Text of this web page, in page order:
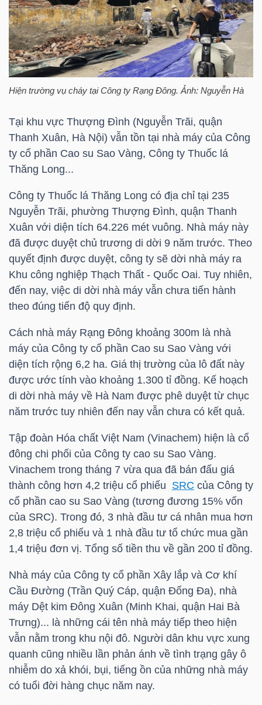
Hiện trường vụ cháy tại Công ty Rạng Đông. Ảnh: Nguyễn Hà
Tại khu vực Thượng Đình (Nguyễn Trãi, quận
Thanh Xuân, Hà Nội) vẫn tồn tại nhà máy của Công
ty cổ phần Cao su Sao Vàng, Công ty Thuốc lá
Thăng Long...
Công ty Thuốc lá Thăng Long có địa chỉ tại 235
Nguyễn Trãi, phường Thượng Đình, quận Thanh
Xuân với diện tích 64.226 mét vuông. Nhà máy này
đã được duyệt chủ trương di dời 9 năm trước. Theo
quyết định được duyệt, công ty sẽ dời nhà máy ra
Khu công nghiệp Thạch Thất - Quốc Oai. Tuy nhiên,
đến nay, việc di dời nhà máy vẫn chưa tiến hành
theo đúng tiến độ quy định.
Cách nhà máy Rạng Đông khoảng 300m là nhà
máy của Công ty cổ phần Cao su Sao Vàng với
diện tích rộng 6,2 ha. Giá thị trường của lô đất này
được ước tính vào khoảng 1.300 tỉ đồng. Kế hoạch
di dời nhà máy về Hà Nam được phê duyệt từ chục
năm trước tuy nhiên đến nay vẫn chưa có kết quả.
Tập đoàn Hóa chất Việt Nam (Vinachem) hiện là cổ
đông chi phối của Công ty cao su Sao Vàng.
Vinachem trong tháng 7 vừa qua đã bán đấu giá
thành công hơn 4,2 triệu cổ phiếu SRC của Công ty
cổ phần cao su Sao Vàng (tương đương 15% vốn
của SRC). Trong đó, 3 nhà đầu tư cá nhân mua hơn
2,8 triệu cổ phiếu và 1 nhà đầu tư tổ chức mua gần
1,4 triệu đơn vị. Tổng số tiền thu về gần 200 tỉ đồng.
Nhà máy của Công ty cổ phần Xây lắp và Cơ khí
Cầu Đường (Trần Quý Cáp, quận Đống Đa), nhà
máy Dệt kim Đông Xuân (Minh Khai, quận Hai Bà
Trưng)... là những cái tên nhà máy tiếp theo hiện
vẫn nằm trong khu nội đô. Người dân khu vực xung
quanh cũng nhiều lần phản ánh về tình trạng gây ô
nhiễm do xả khói, bụi, tiếng ồn của những nhà máy
có tuổi đời hàng chục năm nay.
HÀNG
HÓA
KINH
THẾ
GIỚI
ĐÔNG
DƯƠNG
CÁ
NHÂN
VIETSTOCKFINANCE
VĨ
MÔ
NGÀNH
DOANH
NGHIỆP